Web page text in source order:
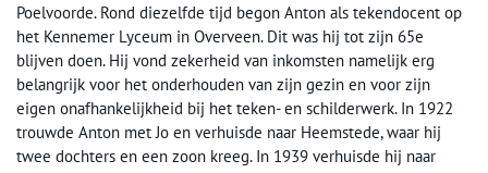
Poelvoorde. Rond diezelfde tijd begon Anton als tekendocent op
het Kennemer Lyceum in Overveen. Dit was hij tot zijn 65e
blijven doen. Hij vond zekerheid van inkomsten namelijk erg
belangrijk voor het onderhouden van zijn gezin en voor zijn
eigen onafhankelijkheid bij het teken- en schilderwerk. In 1922
trouwde Anton met Jo en verhuisde naar Heemstede, waar hij
twee dochters en een zoon kreeg. In 1939 verhuisde hij naar